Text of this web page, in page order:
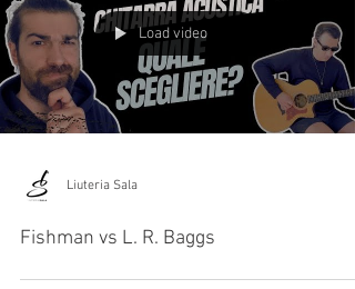
Load video
Liuteria Sala
Fishman vs L. R. Baggs